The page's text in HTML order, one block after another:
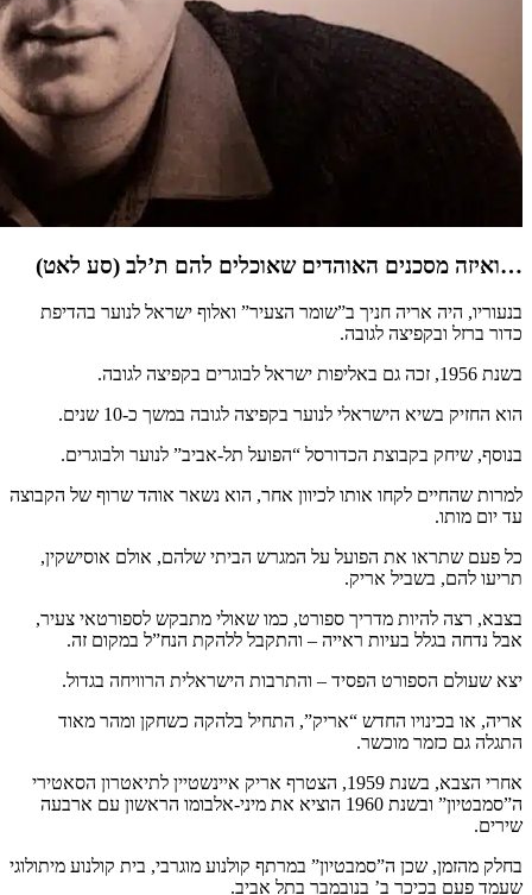
…ואיזה מסכנים האוהדים שאוכלים להם ת’לב (סע לאט)
בנעוריו, היה אריה חניך ב”שומר הצעיר” ואלוף ישראל לנוער בהדיפת
כדור ברזל ובקפיצה לגובה.
בשנת 1956, זכה גם באליפות ישראל לבוגרים בקפיצה לגובה.
הוא החזיק בשיא הישראלי לנוער בקפיצה לגובה במשך כ-10 שנים.
בנוסף, שיחק בקבוצת הכדורסל “הפועל תל-אביב” לנוער ולבוגרים.
למרות שהחיים לקחו אותו לכיוון אחר, הוא נשאר אוהד שרוף של הקבוצה
עד יום מותו.
כל פעם שתראו את הפועל על המגרש הביתי שלהם, אולם אוסישקין,
תריעו להם, בשביל אריק.
בצבא, רצה להיות מדריך ספורט, כמו שאולי מתבקש לספורטאי צעיר,
אבל נדחה בגלל בעיות ראייה – והתקבל ללהקת הנח”ל במקום זה.
יצא שעולם הספורט הפסיד – והתרבות הישראלית הרוויחה בגדול.
אריה, או בכינויו החדש “אריק”, התחיל בלהקה כשחקן ומהר מאוד
התגלה גם כזמר מוכשר.
אחרי הצבא, בשנת 1959, הצטרף אריק איינשטיין לתיאטרון הסאטירי
ה”סמבטיון” ובשנת 1960 הוציא את מיני-אלבומו הראשון עם ארבעה
שירים.
בחלק מהזמן, שכן ה”סמבטיון” במרתף קולנוע מוגרבי, בית קולנוע מיתולוגי
שעמד פעם בכיכר ב’ בנובמבר בתל אביב.